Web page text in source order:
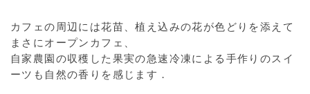
カフェの周辺には花苗、植え込みの花が色どりを添えて
まさにオープンカフェ、
自家農園の収穫した果実の急速冷凍による手作りのスイ
ーツも自然の香りを感じます．